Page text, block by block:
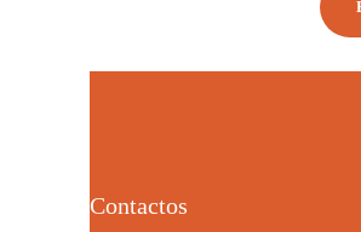
Contactos